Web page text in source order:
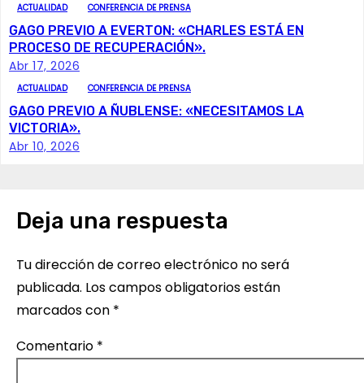
a
c
ó
n
ACTUALIDAD CONFERENCIA DE PRENSA
GAGO PREVIO A EVERTON: «CHARLES ESTÁ EN
PROCESO DE RECUPERACIÓN».
Abr 17, 2026
ACTUALIDAD CONFERENCIA DE PRENSA
GAGO PREVIO A ÑUBLENSE: «NECESITAMOS LA
VICTORIA».
Abr 10, 2026
Deja una respuesta
Tu dirección de correo electrónico no será
publicada. Los campos obligatorios están
marcados con *
Comentario *